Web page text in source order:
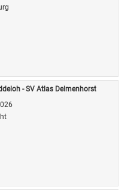
- SV Atlas Delmenhorst